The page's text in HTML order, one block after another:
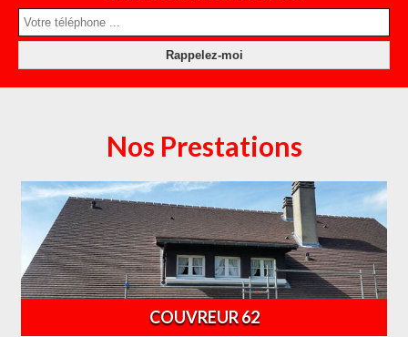
Nos Prestations
COUVREUR 62